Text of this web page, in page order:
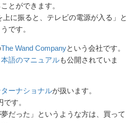
とができます。
に振ると、テレビの電源が入る」と
です。
The Wand Companyという会社です。
本語のマニュアルも公開されていま
ーナショナルが扱います。
す。
夢だった」というような方は、買って